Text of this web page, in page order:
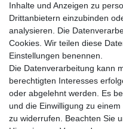
Zustandsbeschreibung: Sehr
Originalteil !
Inhalte und Anzeigen zu
Drittanbietern einzubinden
analysieren. Die
Cookies. Wir teilen diese
Einstellungen benennen.
Die Datenverarbeitung kann
berechtigten Interesses
oder abgelehnt werden. Es
und die Einwilligung zu
zu widerrufen. Beachten Sie